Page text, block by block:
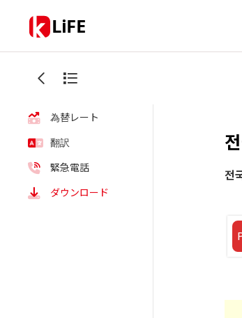
LiFE
為替レート
翻訳
緊急電話
ダウンロード
전